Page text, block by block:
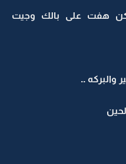
هفت على بالك وجيت
والبركه ..